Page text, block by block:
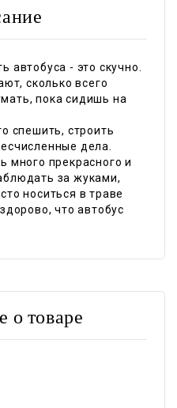
автобуса - это скучно.
сколько всего
пока сидишь на
спешить, строить
дела.
много прекрасного и
за жуками,
носиться в траве
что автобус
о товаре